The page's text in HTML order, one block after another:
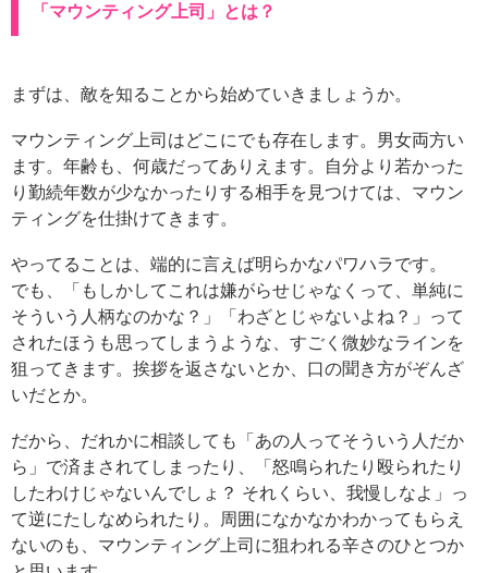
「マウンティング上司」とは？
まずは、敵を知ることから始めていきましょうか。
マウンティング上司はどこにでも存在します。男女両方い
ます。年齢も、何歳だってありえます。自分より若かった
り勤続年数が少なかったりする相手を見つけては、マウン
ティングを仕掛けてきます。
やってることは、端的に言えば明らかなパワハラです。
でも、「もしかしてこれは嫌がらせじゃなくって、単純に
そういう人柄なのかな？」「わざとじゃないよね？」って
されたほうも思ってしまうような、すごく微妙なラインを
狙ってきます。挨拶を返さないとか、口の聞き方がぞんざ
いだとか。
だから、だれかに相談しても「あの人ってそういう人だか
ら」で済まされてしまったり、「怒鳴られたり殴られたり
したわけじゃないんでしょ？ それくらい、我慢しなよ」っ
て逆にたしなめられたり。周囲になかなかわかってもらえ
ないのも、マウンティング上司に狙われる辛さのひとつか